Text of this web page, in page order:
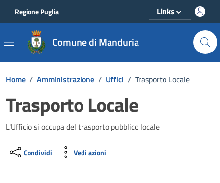
Regione Puglia Links
Comune di Manduria
Home / Amministrazione / Uffici / Trasporto Locale
Trasporto Locale
L'Ufficio si occupa del trasporto pubblico locale
Condividi Vedi azioni